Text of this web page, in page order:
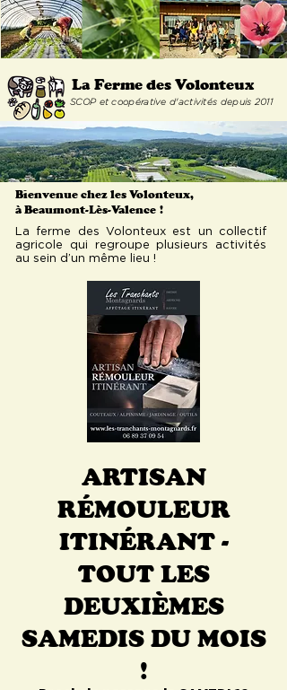
La Ferme des Volonteux
SCOP et coopérative d'activités depuis 2011
Bienvenue chez les Volonteux,
à Beaumont-Lès-Valence !
La ferme des Volonteux est un collectif
agricole qui regroupe plusieurs activités
au sein d’un même lieu !
ARTISAN
RÉMOULEUR
ITINÉRANT -
TOUT LES
DEUXIÈMES
SAMEDIS DU MOIS
!